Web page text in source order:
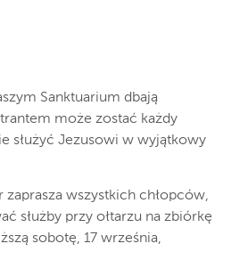
Sanktuarium dbają
może zostać każdy
służyć Jezusowi w wyjątkowy
zaprasza wszystkich chłopców,
służby przy ołtarzu na zbiórkę
sobotę, 17 września,